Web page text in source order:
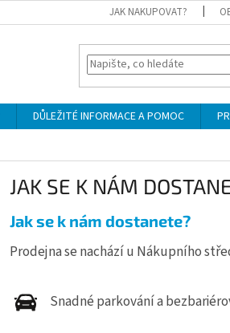
JAK NAKUPOVAT?
DŮLEŽITÉ INFORMACE A POMOC
JAK SE K NÁM
Jak se k nám dostanete?
Prodejna se nachází u Nákupního
Snadné parkování a